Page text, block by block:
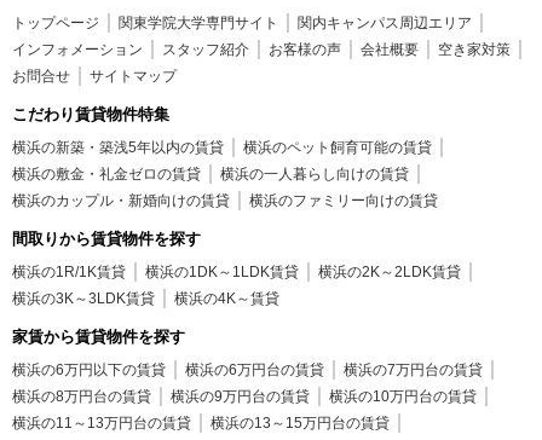
トップページ 関東学院大学専門サイト
関内キャンパス周辺エリア
インフォメーション
スタッフ紹介 お客様の声 会社概要
空き家対策
お問合せ
サイトマップ
こだわり賃貸物件特集
横浜の新築・築浅5年以内の賃貸
横浜のペット飼育可能の賃貸
横浜の敷金・礼金ゼロの賃貸
横浜の一人暮らし向けの賃貸
横浜のカップル・新婚向けの賃貸
横浜のファミリー向けの賃貸
間取りから賃貸物件を探す
横浜の1R/1K賃貸 横浜の1DK～1LDK賃貸
横浜の2K～2LDK賃貸
横浜の3K～3LDK賃貸
横浜の4K～賃貸
家賃から賃貸物件を探す
横浜の6万円以下の賃貸 横浜の6万円台の賃貸
横浜の7万円台の賃貸
横浜の8万円台の賃貸
横浜の9万円台の賃貸
横浜の10万円台の賃貸
横浜の11～13万円台の賃貸
横浜の13～15万円台の賃貸